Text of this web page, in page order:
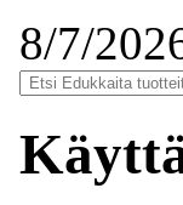
8/7/